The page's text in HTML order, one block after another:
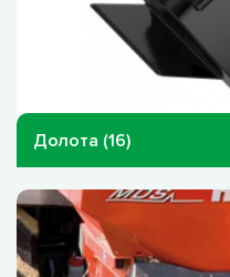
Долота (16)